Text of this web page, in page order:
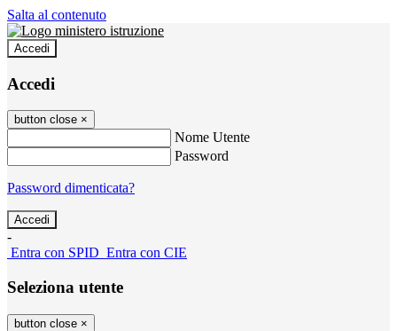
Salta al contenuto
Accedi
Accedi
button close ×
Nome Utente
Password
Password dimenticata?
-
Entra con SPID Entra con CIE
Seleziona utente
button close ×